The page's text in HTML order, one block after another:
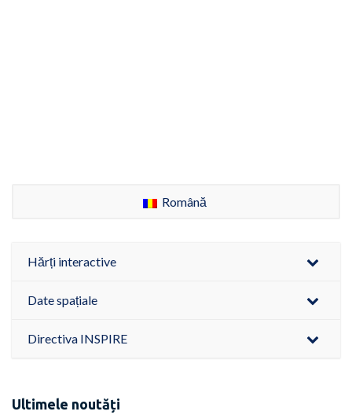
Română
Hărți interactive
Date spațiale
Directiva INSPIRE
Ultimele noutăți